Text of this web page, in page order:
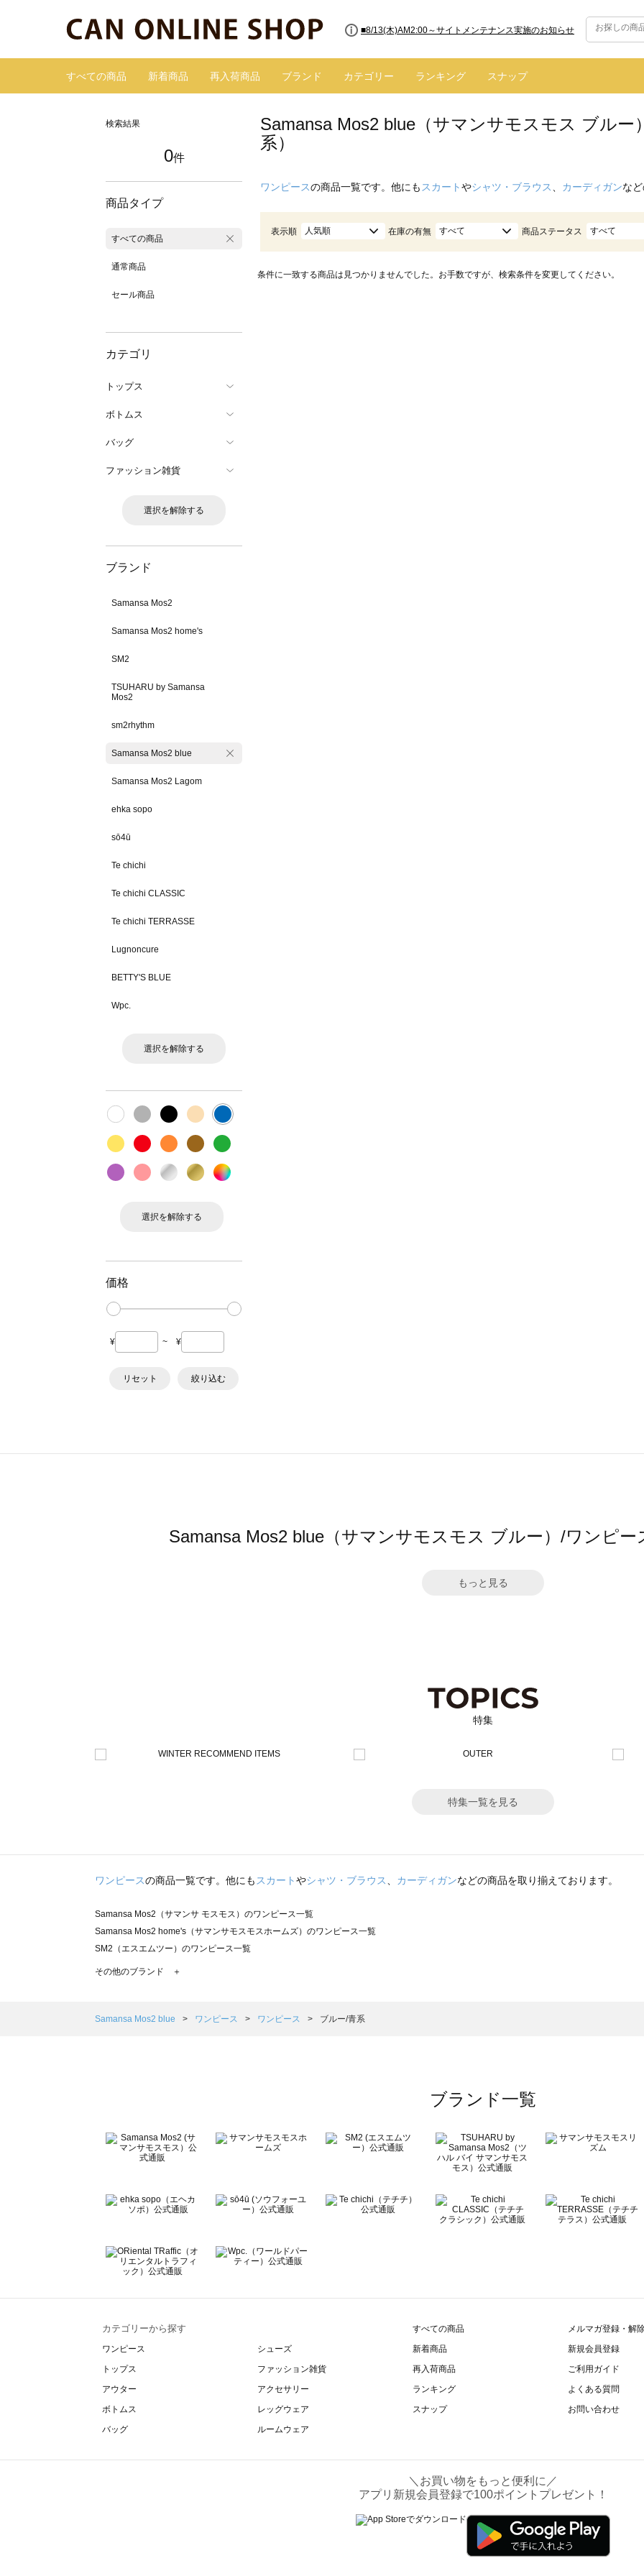
■8/13(木)AM2:00～サイトメンテナンス実施のお知らせ
すべての商品 新着商品 再入荷商品 ブランド カテゴリー ランキング スナップ
検索結果
0件
商品タイプ
すべての商品
通常商品
セール商品
カテゴリ
トップス
ボトムス
バッグ
ファッション雑貨
選択を解除する
ブランド
Samansa Mos2
Samansa Mos2 home's
SM2
TSUHARU by Samansa
Mos2
sm2rhythm
Samansa Mos2 blue
Samansa Mos2 Lagom
ehka sopo
sō4ū
Te chichi
Te chichi CLASSIC
Te chichi TERRASSE
Lugnoncure
BETTY'S BLUE
Wpc.
選択を解除する
選択を解除する
価格
¥ ~ ¥
リセット 絞り込む
Samansa Mos2 blue（サマンサモスモス ブルー
系）
ワンピースの商品一覧です。他にも スカートやシャツ・ブラウス カーディガンな
表示順 人気順 在庫の有無 すべて 商品ステータス すべて
条件に一致する商品は見つかりませんでした。お手数ですが、検索条件を変更してください。
Samansa Mos2 blue（サマンサモスモス ブルー）/ワンピ
もっと見る
特集
特集一覧を見る
ワンピースの商品一覧です。他にも スカートやシャツ・ブラウス カーディガンなどの商品を取り揃えております。
Samansa Mos2（サマンサ モスモス）のワンピース一覧
Samansa Mos2 home's（サマンサモスモスホームズ）のワンピース一覧
SM2（エスエムツー）のワンピース一覧
TSUHARU by Samansa Mos2（ツハルバイサマンサモスモス）のワンピース一覧
Samansa Mos2 Lagom（サマンサモスモス ラーゴム）のワンピース一覧
BETTY'S BLUE（べティーズブルー）のワンピース一覧
Wpc.（ワールドパーティー）のワンピース一覧
その他のブランド ＋
Samansa Mos2 blue ワンピース ワンピース ブルー/青系
ブランド一覧
カテゴリーから探す
ワンピース
トップス
アウター
ボトムス
バッグ
シューズ
ファッション雑貨
アクセサリー
レッグウェア
ルームウェア
すべての商品
新着商品
再入荷商品
ランキング
スナップ
メルマガ登録・解
新規会員登録
ご利用ガイド
よくある質問
お問い合わせ
＼お買い物をもっと便利に／
アプリ新規会員登録で100ポイントプレゼント！